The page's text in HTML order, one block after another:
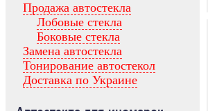
Продажа автостекла
Лобовые стекла
Боковые стекла
Замена автостекла
Тонирование автостекол
Доставка по Украине